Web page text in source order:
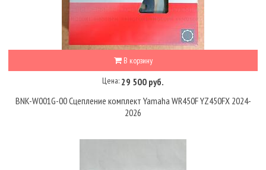
В корзину
Цена: 29 500 руб.
BNK-W001G-00 Сцепление комплект Yamaha WR450F YZ450FX 2024-
2026